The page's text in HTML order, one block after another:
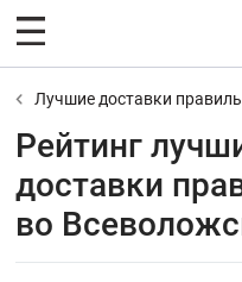
Лучшие доставки
Рейтинг
доставки
во